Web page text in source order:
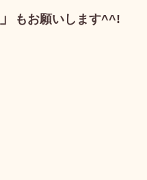
」 もお願いします^^!